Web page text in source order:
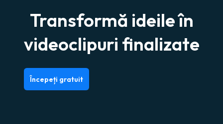
Transformă ideile în
videoclipuri finalizate
Începeți gratuit